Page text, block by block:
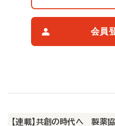
会員
【連載】共創の時代へ 製薬